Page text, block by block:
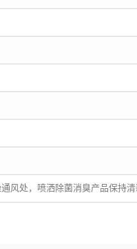
风处，喷洒除菌消臭产品保持